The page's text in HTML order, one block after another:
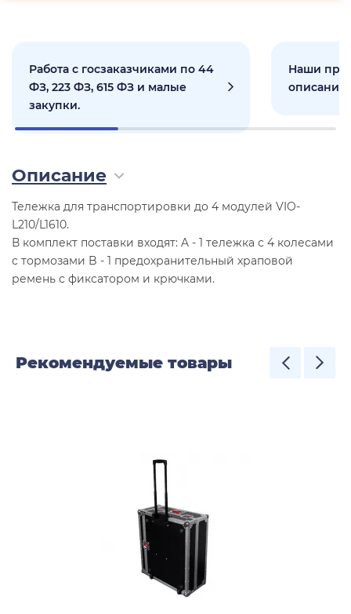
Работа с госзаказчиками по 44
ФЗ, 223 ФЗ, 615 ФЗ и малые
закупки.
Наши
Описание
Тележка для транспортировки до 4 модулей VIO-
L210/L1610.
В комплект поставки входят: A - 1 тележка с 4 колесами
с тормозами B - 1 предохранительный храповой
ремень с фиксатором и крючками.
Рекомендуемые товары